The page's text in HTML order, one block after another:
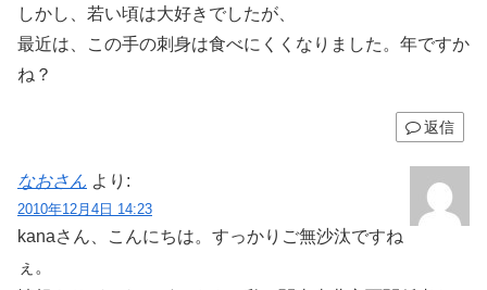
しかし、若い頃は大好きでしたが、
最近は、この手の刺身は食べにくくなりました。年ですか
ね？
返信
なおさん より:
2010年12月4日 14:23
kanaさん、こんにちは。すっかりご無沙汰ですね
ぇ。